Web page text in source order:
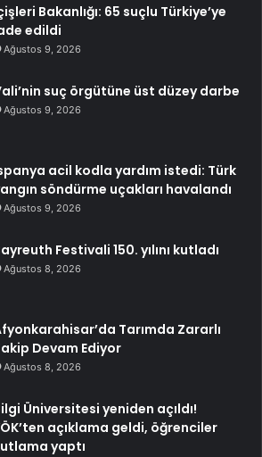
Bakanlığı: 65 suçlu Türkiye’ye
edildi
Ağustos 9, 2026
suç örgütüne üst düzey darbe
Ağustos 9, 2026
acil kodla yardım istedi: Türk
söndürme uçakları havalandı
Ağustos 9, 2026
Festivali 150. yılını kutladı
Ağustos 8, 2026
Tarımda Zararlı
Devam Ediyor
Ağustos 8, 2026
Üniversitesi yeniden açıldı!
açıklama geldi, öğrenciler
yaptı